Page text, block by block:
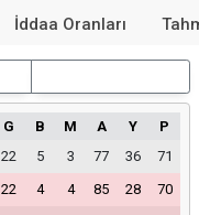
İddaa Oranları
G B M A Y
P
22 5 3 77 36
71
22 4 4 85 28
70